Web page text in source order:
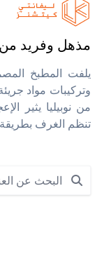
مذهل وفريد
يلفت المطبخ
وتركيبات مواد
من نوبيليا يثير
تنظم الغرف بطريقة
Search